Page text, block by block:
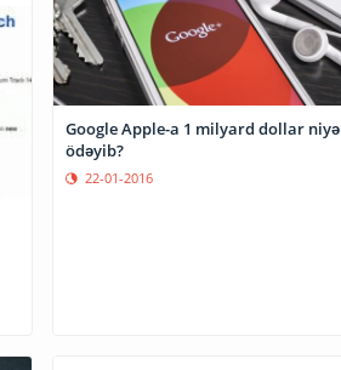
Google Apple-a 1 milyard dollar niyə
ödəyib?
22-01-2016